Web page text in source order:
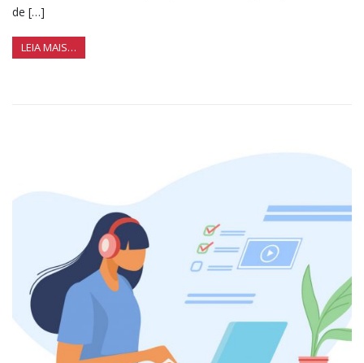
de […]
LEIA MAIS…